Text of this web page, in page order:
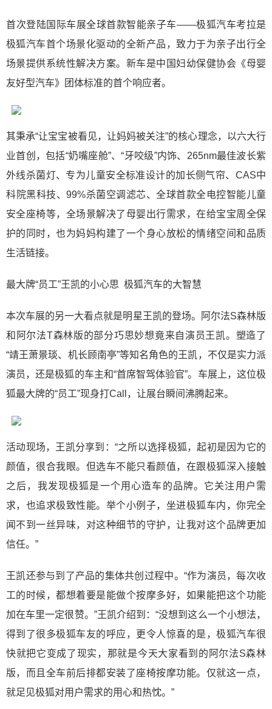
首次登陆国际车展全球首款智能亲子车——极狐汽车考拉是
极狐汽车首个场景化驱动的全新产品，致力于为亲子出行全
场景提供系统性解决方案。新车是中国妇幼保健协会《母婴
友好型汽车》团体标准的首个响应者。
其秉承“让宝宝被看见，让妈妈被关注”的核心理念，以六大行
业首创，包括“奶嘴座舱”、“牙咬级”内饰、265nm最佳波长紫
外线杀菌灯、专为儿童安全标准设计的加长侧气帘、CAS中
科院黑科技、99%杀菌空调滤芯、全球首款全电控智能儿童
安全座椅等，全场景解决了母婴出行需求，在给宝宝周全保
护的同时，也为妈妈构建了一个身心放松的情绪空间和品质
生活链接。
最大牌“员工”王凯的小心思 极狐汽车的大智慧
本次车展的另一大看点就是明星王凯的登场。阿尔法S森林版
和阿尔法T森林版的部分巧思妙想竟来自演员王凯。塑造了
“靖王萧景琰、机长顾南亭”等知名角色的王凯，不仅是实力派
演员，还是极狐的车主和“首席智驾体验官”。车展上，这位极
狐最大牌的“员工”现身打Call，让展台瞬间沸腾起来。
活动现场，王凯分享到：“之所以选择极狐，起初是因为它的
颜值，很合我眼。但选车不能只看颜值，在跟极狐深入接触
之后，我发现极狐是一个用心造车的品牌。它关注用户需
求，也追求极致性能。举个小例子，坐进极狐车内，你完全
闻不到一丝异味，对这种细节的守护，让我对这个品牌更加
信任。”
王凯还参与到了产品的集体共创过程中。“作为演员，每次收
工的时候，都想着要是能做个按摩多好，如果能把这个功能
加在车里一定很赞。”王凯介绍到：“没想到这么一个小想法，
得到了很多极狐车友的呼应，更令人惊喜的是，极狐汽车很
快就把它变成了现实，那就是今天大家看到的阿尔法S森林
版，而且全车前后排都安装了座椅按摩功能。仅就这一点，
就足见极狐对用户需求的用心和热忱。”